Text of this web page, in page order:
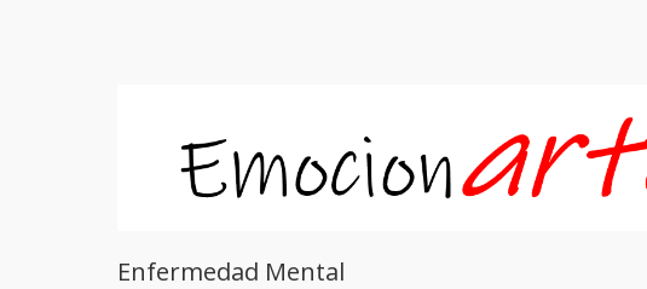
Enfermedad Mental